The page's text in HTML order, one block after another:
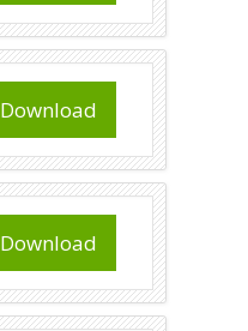
Download
Download